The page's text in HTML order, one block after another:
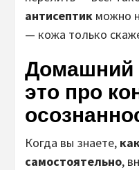
антисептик можно
— кожа только
Домашний
это про
Когда вы знаете,
самостоятельно,